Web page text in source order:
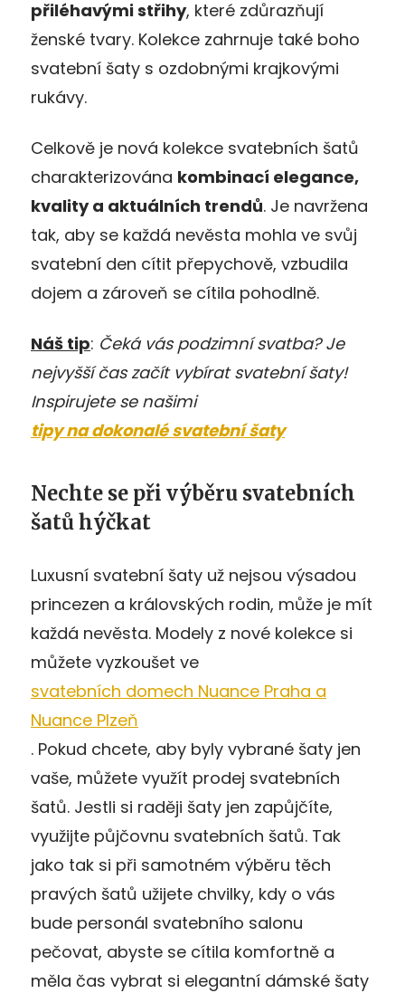
přiléhavými střihy, které zdůrazňují
ženské tvary. Kolekce zahrnuje také boho
svatební šaty s ozdobnými krajkovými
rukávy.
Celkově je nová kolekce svatebních šatů
charakterizována kombinací elegance,
kvality a aktuálních trendů. Je navržena
tak, aby se každá nevěsta mohla ve svůj
svatební den cítit přepychově, vzbudila
dojem a zároveň se cítila pohodlně.
Náš tip: Čeká vás podzimní svatba? Je
nejvyšší čas začít vybírat svatební šaty!
Inspirujete se našimi
tipy na dokonalé svatební šaty
Nechte se při výběru svatebních
šatů hýčkat
Luxusní svatební šaty už nejsou výsadou
princezen a královských rodin, může je mít
každá nevěsta. Modely z nové kolekce si
můžete vyzkoušet ve
svatebních domech Nuance Praha a
Nuance Plzeň
. Pokud chcete, aby byly vybrané šaty jen
vaše, můžete využít prodej svatebních
šatů. Jestli si raději šaty jen zapůjčíte,
využijte půjčovnu svatebních šatů. Tak
jako tak si při samotném výběru těch
pravých šatů užijete chvilky, kdy o vás
bude personál svatebního salonu
pečovat, abyste se cítila komfortně a
měla čas vybrat si elegantní dámské šaty